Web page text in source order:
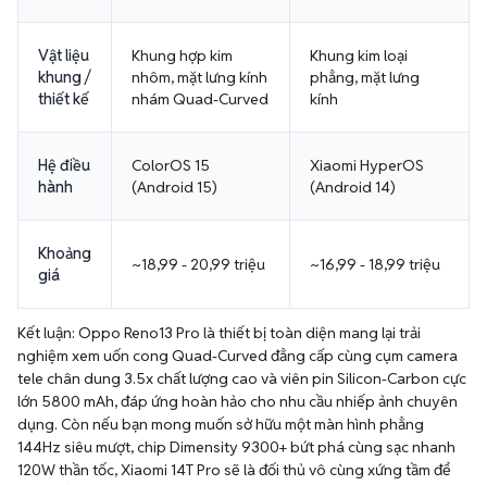
Vật liệu
khung /
thiết kế
Khung hợp kim
nhôm, mặt lưng kính
nhám Quad-Curved
Khung kim loại
phẳng, mặt lưng
kính
Hệ điều
hành
ColorOS 15
(Android 15)
Xiaomi HyperOS
(Android 14)
Khoảng
giá
~18,99 - 20,99 triệu ~16,99 - 18,99 triệu
Kết luận: Oppo Reno13 Pro là thiết bị toàn diện mang lại trải
nghiệm xem uốn cong Quad-Curved đẳng cấp cùng cụm camera
tele chân dung 3.5x chất lượng cao và viên pin Silicon-Carbon cực
lớn 5800 mAh, đáp ứng hoàn hảo cho nhu cầu nhiếp ảnh chuyên
dụng. Còn nếu bạn mong muốn sở hữu một màn hình phẳng
144Hz siêu mượt, chip Dimensity 9300+ bứt phá cùng sạc nhanh
120W thần tốc, Xiaomi 14T Pro sẽ là đối thủ vô cùng xứng tầm để